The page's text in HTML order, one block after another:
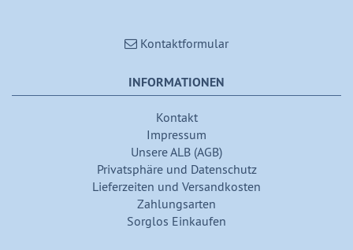
Kontaktformular
INFORMATIONEN
Kontakt
Impressum
Unsere ALB (AGB)
Privatsphäre und Datenschutz
Lieferzeiten und Versandkosten
Zahlungsarten
Sorglos Einkaufen